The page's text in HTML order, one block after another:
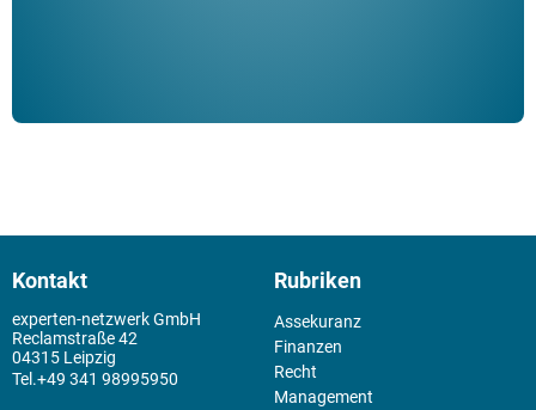
Kontakt
experten-netzwerk GmbH
Reclamstraße 42
04315 Leipzig
+49 341 98995950
Rubriken
Assekuranz
Finanzen
Recht
Management